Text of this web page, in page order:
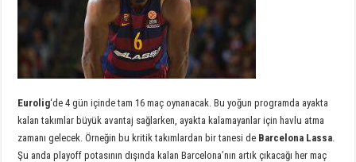
Eurolig‘de 4 gün içinde tam 16 maç oynanacak. Bu yoğun programda ayakta
kalan takımlar büyük avantaj sağlarken, ayakta kalamayanlar için havlu atma
zamanı gelecek. Örneğin bu kritik takımlardan bir tanesi de Barcelona Lassa
Şu anda playoff potasının dışında kalan Barcelona’nın artık çıkacağı her maç